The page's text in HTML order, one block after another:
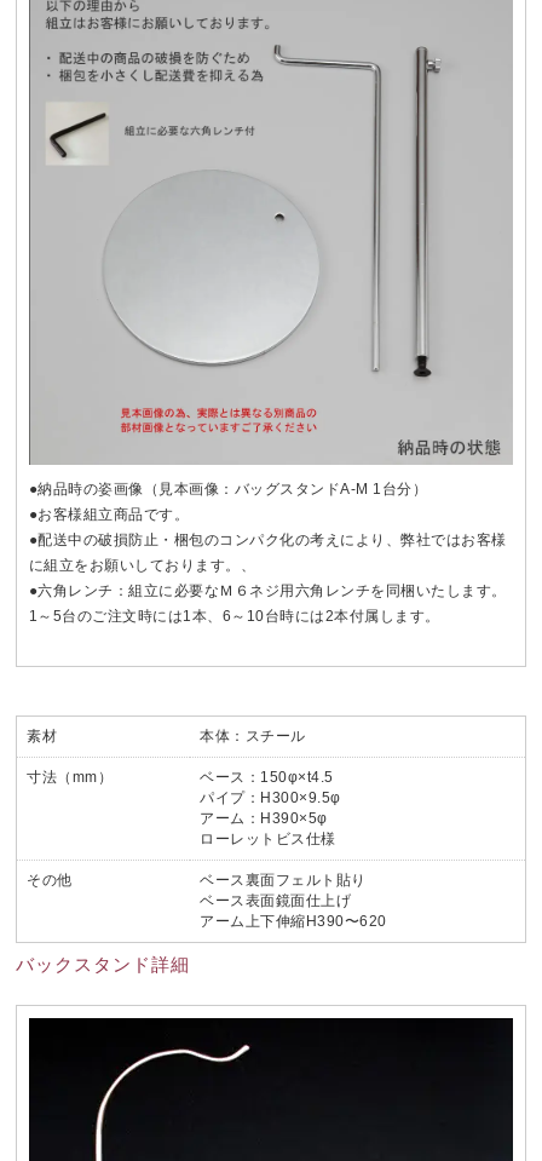
●納品時の姿画像（見本画像：バッグスタンドA-M 1台分）
●お客様組立商品です。
●配送中の破損防止・梱包のコンパク化の考えにより、弊社ではお客様
に組立をお願いしております。、
●六角レンチ：組立に必要なＭ６ネジ用六角レンチを同梱いたします。
1～5台のご注文時には1本、6～10台時には2本付属します。
素材 本体：スチール
寸法（mm）
ベース：150φ×t4.5
パイプ：H300×9.5φ
アーム：H390×5φ
ローレットビス仕様
その他
ベース裏面フェルト貼り
ベース表面鏡面仕上げ
アーム上下伸縮H390〜620
バックスタンド詳細